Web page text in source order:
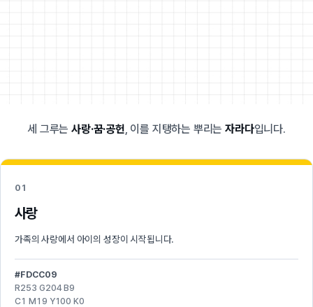
세 그루는사랑·꿈·공헌, 이를 지탱하는 뿌리는자라다입니다.
01
사랑
가족의 사랑에서 아이의 성장이 시작됩니다.
#FDCC09
R253 G204 B9
C1 M19 Y100 K0